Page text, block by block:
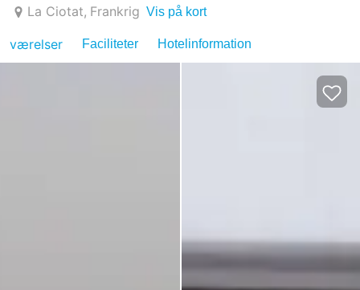
La Ciotat Frankrig Vis på kort
værelser Faciliteter Hotelinformation